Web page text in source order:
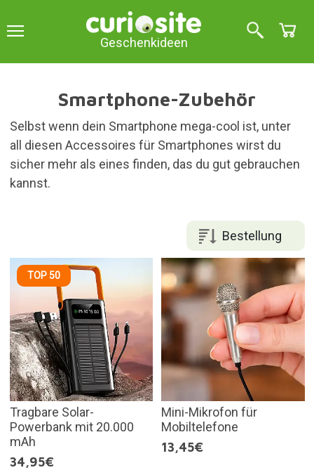
Geschenkideen
Smartphone-Zubehör
Selbst wenn dein Smartphone mega-cool ist, unter
all diesen Accessoires für Smartphones wirst du
sicher mehr als eines finden, das du gut gebrauchen
kannst.
Bestellung
TOP 50
Tragbare Solar-
Powerbank mit 20.000
mAh
34,95€
Mini-Mikrofon für
Mobiltelefone
13,45€